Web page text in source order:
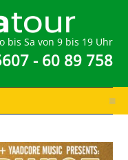
bis Sa von 9 bis 19 Uhr
- 60 89 758